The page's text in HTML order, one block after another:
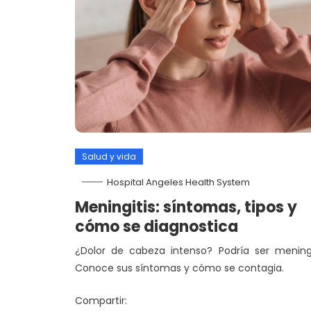
Salud y vida
Hospital Angeles Health System
Meningitis: síntomas, tipos y
cómo se diagnostica
¿Dolor de cabeza intenso? Podría ser
Conoce sus síntomas y cómo se contagia.
Compartir: